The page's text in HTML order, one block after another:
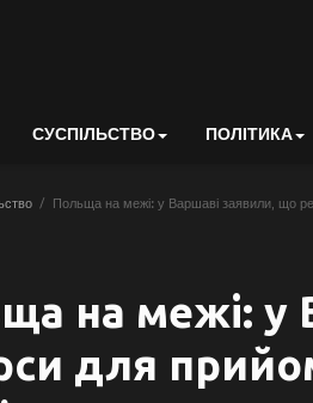
СУСПІЛЬСТВО ПОЛІТИКА
Польща на межі: у Варшаві заявили, що
на межі: у
для